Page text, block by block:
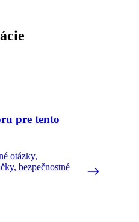
pre tento
otázky,
bezpečnostné